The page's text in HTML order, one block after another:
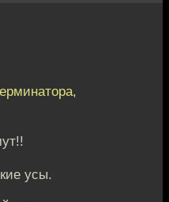
усы.